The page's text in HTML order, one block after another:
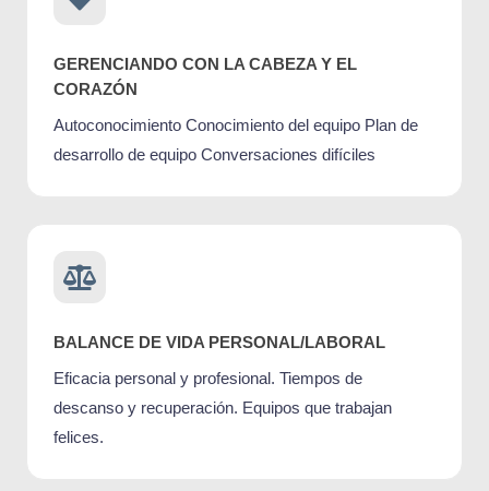
GERENCIANDO CON LA CABEZA Y EL
CORAZÓN
Autoconocimiento Conocimiento del equipo Plan de
desarrollo de equipo Conversaciones difíciles
BALANCE DE VIDA PERSONAL/LABORAL
Eficacia personal y profesional. Tiempos de
descanso y recuperación. Equipos que trabajan
felices.